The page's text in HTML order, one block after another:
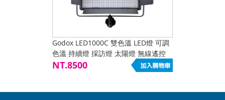
Godox LED1000C 雙色溫 LED燈 可調
色溫 持續燈 採訪燈 太陽燈 無線遙控
遙控燈 公司貨
NT.8500